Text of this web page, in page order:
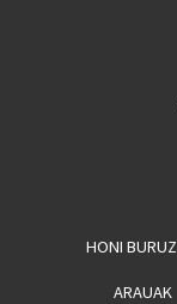
HONI BURUZ
ARAUAK